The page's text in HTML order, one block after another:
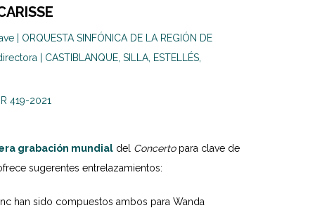
| ORQUESTA SINFÓNICA DE LA REGIÓN DE
| CASTIBLANQUE, SILLA, ESTELLÉS,
419-2021
grabación mundial del Concertopara clave de
sugerentes entrelazamientos:
han sido compuestos ambos para Wanda